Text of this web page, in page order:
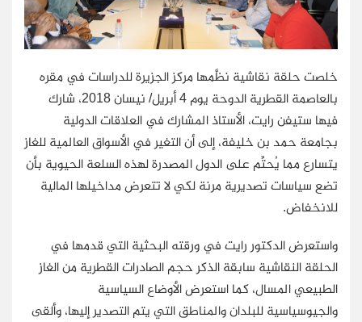
خلصت حلقة نقاشية نظَّمها مركز الجزيرة للدراسات في مقره
بالعاصمة القطرية الدوحة يوم 4 أبريل/ نيسان 2018، شارك
فيها ستيفن رايت، الأستاذ المشارك في العلاقات الدولية
بجامعة حمد بن خليفة، إلى أن التغير في الأسواق العالمية للغاز
يتسارع مما يُحتِّم على الدول المصدرة لهذه السلعة الحيوية بأن
تضع سياسات تصديرية مرنة لكي لا تتعرض مداخيلها المالية
للانخفاض.
واستعرض الدكتور رايت في ورقته البحثية التي قدمها في
الحلقة النقاشية سابقة الذكر حجم الصادرات القطرية من الغاز
الطبيعي المسال، كما استعرض الأوضاع السياسية
والجيوسياسية للبلدان والمناطق التي يتم التصدير إليها، وألقى